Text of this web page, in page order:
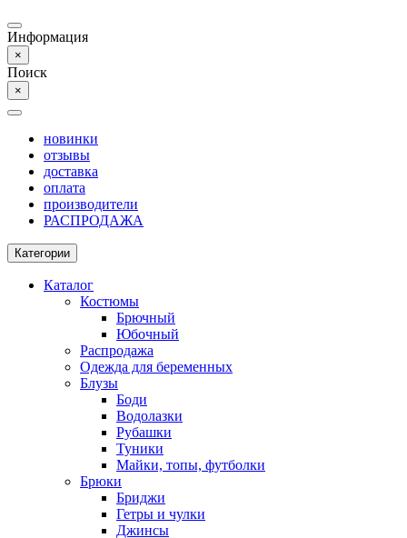
Информация
×
Поиск
×
новинки
отзывы
доставка
оплата
производители
РАСПРОДАЖА
Категории
Каталог
Костюмы
Брючный
Юбочный
Распродажа
Одежда для беременных
Блузы
Боди
Водолазки
Рубашки
Туники
Майки, топы, футболки
Брюки
Бриджи
Гетры и чулки
Джинсы